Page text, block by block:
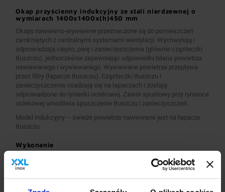
Okap przyścienny indukcyjny ze stali nierdzewnej o
wymiarach 1400x1400x(h)450 mm
Okapy nawiewno-wywiewne przeznaczone są do pomieszczeń
zamkniętych z centralnymi systemami wentylacji. Wychwytują i
odprowadzają ciepło, parę i zanieczyszczenia (głównie cząsteczki
tłuszczu), jednocześnie zapewniając odpowiedni bilans powietrza
nawiewanego i wywiewanego. Wywiewane powietrze przepływa
przez filtry (łapacze tłuszczu). Cząsteczki tłuszczu i
zanieczyszczenia osadzają się na łapaczach i zostają
odprowadzone do rynienki ociekowej. Zawór spustowy przy rynience
ociekowej umożliwia spuszczenie tłuszczu i zanieczyszczeń.
Model indukcyjny – świeże powietrze nawiewane jest na łapacze
tłuszczu
Wykonanie
Okapy wykonane są z wysokogatunkowej stali nierdzewnej.